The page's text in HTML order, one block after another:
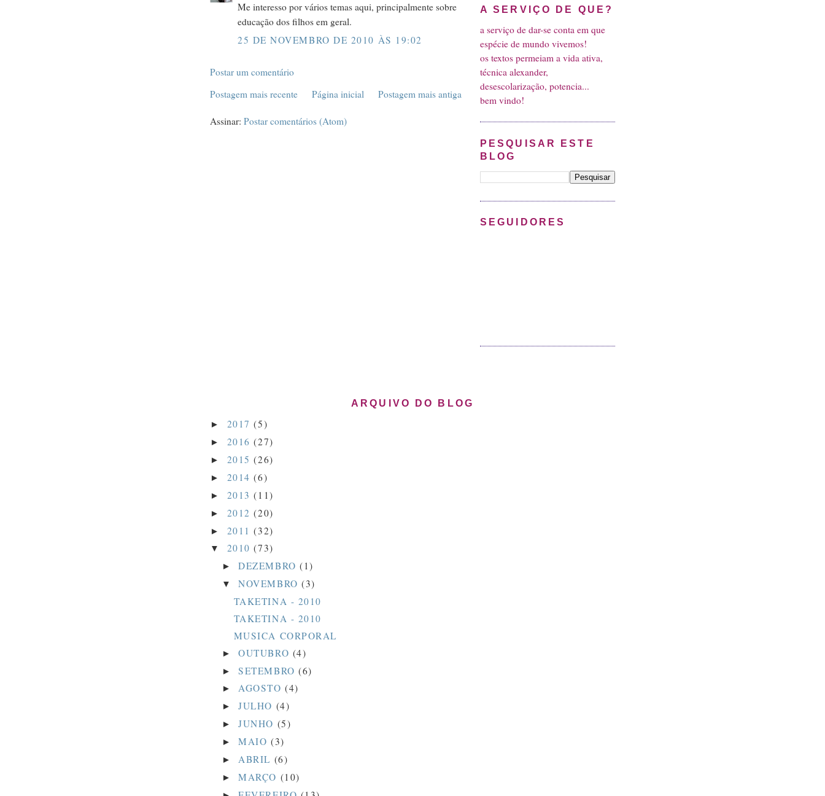
Me interesso por vários temas aqui, principalmente sobre
educação dos filhos em geral.
25 DE NOVEMBRO DE 2010 ÀS 19:02
Postar um comentário
Postagem mais recente
Postagem mais antiga
Página inicial
Assinar: Postar comentários (Atom)
A SERVIÇO DE QUE?
a serviço de dar-se conta em que
espécie de mundo vivemos!
os textos permeiam a vida ativa,
técnica alexander,
desescolarização, potencia...
bem vindo!
PESQUISAR ESTE
BLOG
SEGUIDORES
ARQUIVO DO BLOG
► 2017(5)
► 2016(27)
► 2015(26)
► 2014(6)
► 2013(11)
► 2012(20)
► 2011(32)
▼ 2010(73)
►DEZEMBRO(1)
▼NOVEMBRO(3)
TAKETINA - 2010
TAKETINA - 2010
MUSICA CORPORAL
►OUTUBRO (4)
►SETEMBRO(6)
► AGOSTO(4)
►JULHO (4)
►JUNHO (5)
►MAIO (3)
► ABRIL (6)
►MARÇO (10)